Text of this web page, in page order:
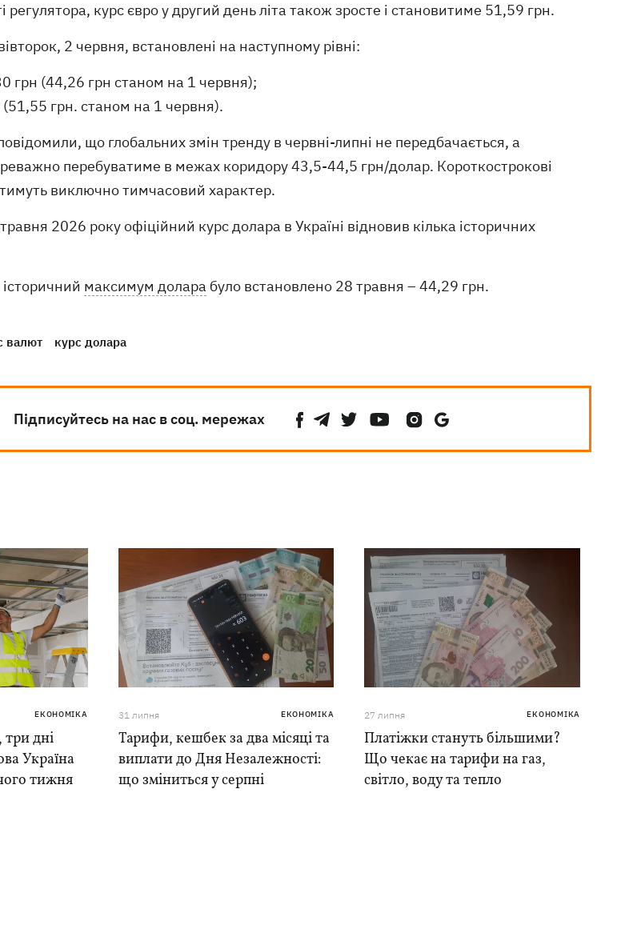
регулятора, курс євро у другий день літа також зросте і становитиме 51,59 грн.
2 червня, встановлені на наступному рівні:
грн (44,26 грн станом на 1 червня);
грн. станом на 1 червня).
що глобальних змін тренду в червні-липні не передбачається, а
перебуватиме в межах коридору 43,5-44,5 грн/долар. Короткострокові
виключно тимчасовий характер.
2026 року офіційний курс долара в Україні відновив кілька історичних
максимум долара було встановлено 28 травня – 44,29 грн.
валют курс долара
Підписуйтесь на нас в соц. мережах
ЕКОНОМІКА
дні
Україна
тижня
31 липня ЕКОНОМІКА
Тарифи, кешбек за два місяці та
виплати до Дня Незалежності:
що зміниться у серпні
27 липня ЕКОНОМІКА
Платіжки стануть більшими?
Що чекає на тарифи на газ,
світло, воду та тепло